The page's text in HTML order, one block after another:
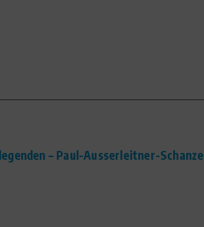
– Paul-Ausserleitner-Schanze